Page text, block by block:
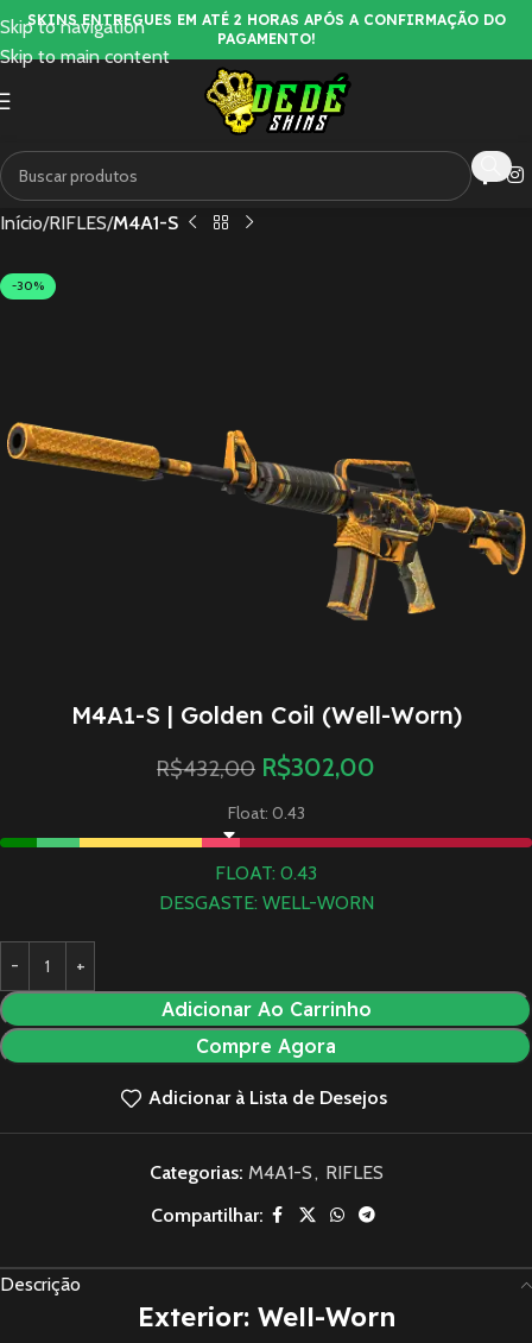
Skip to navigation
Skip to main content
SKINS ENTREGUES EM ATÉ 2 HORAS APÓS A CONFIRMAÇÃO DO
PAGAMENTO!
Início RIFLES M4A1-S
-30%
M4A1-S | Golden Coil (Well-Worn)
R$432,00 R$302,00
Float: 0.43
FLOAT: 0.43
DESGASTE: WELL-WORN
Adicionar Ao Carrinho
Compre Agora
Adicionar à Lista de Desejos
Categorias: M4A1-S, RIFLES
Compartilhar:
Descrição
Exterior: Well-Worn